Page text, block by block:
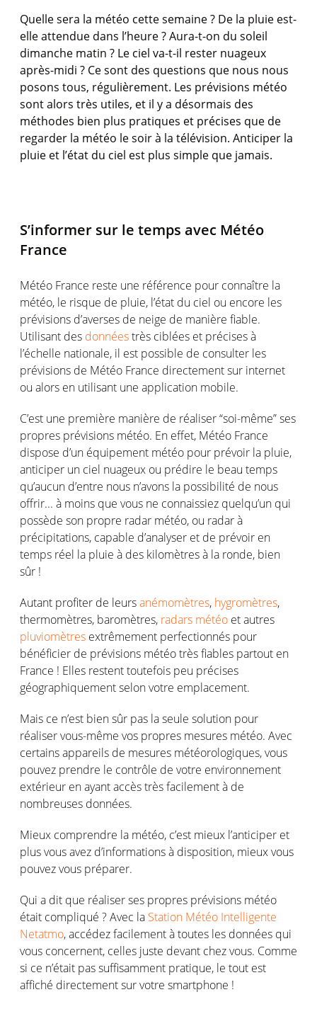
Quelle sera la météo cette semaine ? De la pluie est-
elle attendue dans l’heure ? Aura-t-on du soleil
dimanche matin ? Le ciel va-t-il rester nuageux
après-midi ? Ce sont des questions que nous nous
posons tous, régulièrement. Les prévisions météo
sont alors très utiles, et il y a désormais des
méthodes bien plus pratiques et précises que de
regarder la météo le soir à la télévision. Anticiper la
pluie et l’état du ciel est plus simple que jamais.
S’informer sur le temps avec Météo
France
Météo France reste une référence pour connaître la
météo, le risque de pluie, l’état du ciel ou encore les
prévisions d’averses de neige de manière fiable.
Utilisant des donnéestrès ciblées et précises à
l’échelle nationale, il est possible de consulter les
prévisions de Météo France directement sur internet
ou alors en utilisant une application mobile.
C’est une première manière de réaliser “soi-même” ses
propres prévisions météo. En effet, Météo France
dispose d’un équipement météo pour prévoir la pluie,
anticiper un ciel nuageux ou prédire le beau temps
qu’aucun d’entre nous n’avons la possibilité de nous
offrir... à moins que vous ne connaissiez quelqu’un qui
possède son propre radar météo, ou radar à
précipitations, capable d’analyser et de prévoir en
temps réel la pluie à des kilomètres à la ronde, bien
sûr !
Autant profiter de leursanémomètres, hygromètres,
thermomètres, baromètres, radars météo et autres
pluviomètres extrêmement perfectionnés pour
bénéficier de prévisions météo très fiables partout en
France ! Elles restent toutefois peu précises
géographiquement selon votre emplacement.
Mais ce n’est bien sûr pas la seule solution pour
réaliser vous-même vos propres mesures météo. Avec
certains appareils de mesures météorologiques, vous
pouvez prendre le contrôle de votre environnement
extérieur en ayant accès très facilement à de
nombreuses données.
Mieux comprendre la météo, c’est mieux l’anticiper et
plus vous avez d’informations à disposition, mieux vous
pouvez vous préparer.
Qui a dit que réaliser ses propres prévisions météo
était compliqué ? Avec la Station Météo Intelligente
Netatmo, accédez facilement à toutes les données qui
vous concernent, celles juste devant chez vous. Comme
si ce n’était pas suffisamment pratique, le tout est
affiché directement sur votre smartphone !